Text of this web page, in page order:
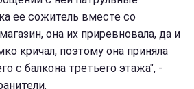
ее сожитель вместе со
она их приревновала, да и
кричал, поэтому она приняла
с балкона третьего этажа", -